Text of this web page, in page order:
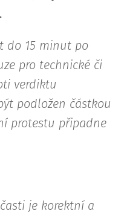
do 15 minut po
pro technické či
verdiktu
podložen částkou
protestu připadne
je korektní a